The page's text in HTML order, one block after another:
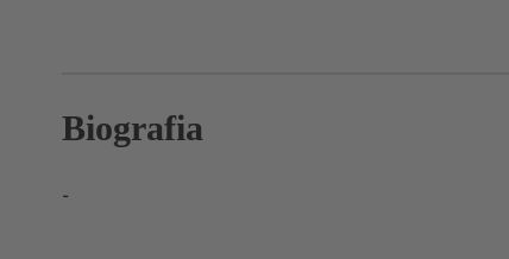
Biografia
-